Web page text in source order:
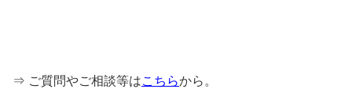
⇒ ご質問やご相談等はこちらから。